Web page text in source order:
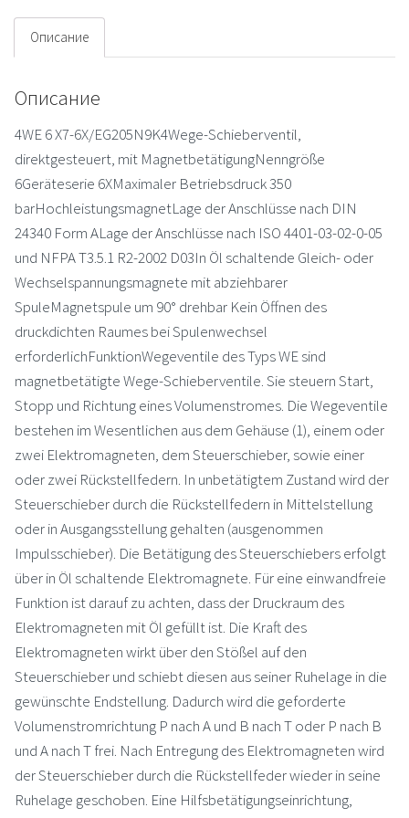
Описание
Описание
4WE 6 X7-6X/EG205N9K4Wege-Schieberventil,
direktgesteuert, mit MagnetbetätigungNenngröße
6Geräteserie 6XMaximaler Betriebsdruck 350
barHochleistungsmagnetLage der Anschlüsse nach DIN
24340 Form ALage der Anschlüsse nach ISO 4401-03-02-0-05
und NFPA T3.5.1 R2-2002 D03In Öl schaltende Gleich- oder
Wechselspannungsmagnete mit abziehbarer
SpuleMagnetspule um 90° drehbar Kein Öffnen des
druckdichten Raumes bei Spulenwechsel
erforderlichFunktionWegeventile des Typs WE sind
magnetbetätigte Wege-Schieberventile. Sie steuern Start,
Stopp und Richtung eines Volumenstromes. Die Wegeventile
bestehen im Wesentlichen aus dem Gehäuse (1), einem oder
zwei Elektromagneten, dem Steuerschieber, sowie einer
oder zwei Rückstellfedern. In unbetätigtem Zustand wird der
Steuerschieber durch die Rückstellfedern in Mittelstellung
oder in Ausgangsstellung gehalten (ausgenommen
Impulsschieber). Die Betätigung des Steuerschiebers erfolgt
über in Öl schaltende Elektromagnete. Für eine einwandfreie
Funktion ist darauf zu achten, dass der Druckraum des
Elektromagneten mit Öl gefüllt ist. Die Kraft des
Elektromagneten wirkt über den Stößel auf den
Steuerschieber und schiebt diesen aus seiner Ruhelage in die
gewünschte Endstellung. Dadurch wird die geforderte
Volumenstromrichtung P nach A und B nach T oder P nach B
und A nach T frei. Nach Entregung des Elektromagneten wird
der Steuerschieber durch die Rückstellfeder wieder in seine
Ruhelage geschoben. Eine Hilfsbetätigungseinrichtung,